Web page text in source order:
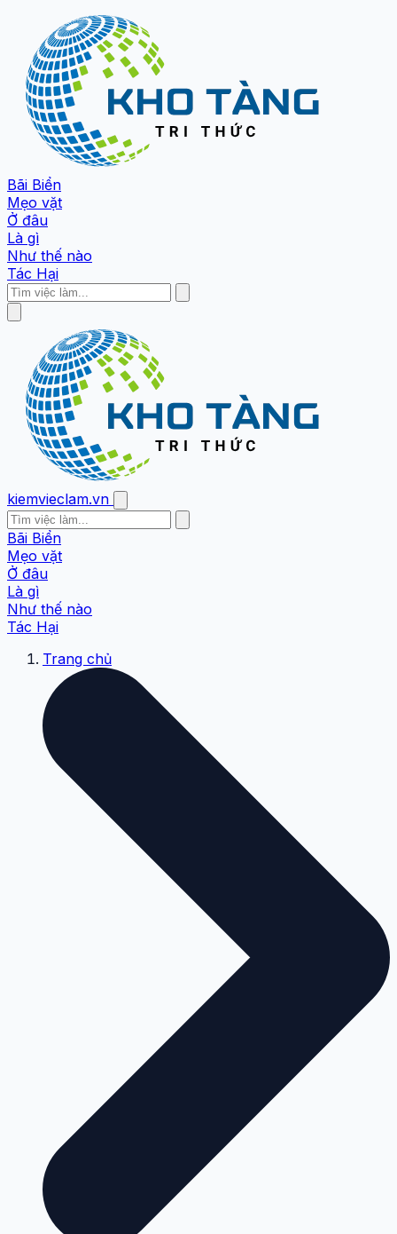
Bãi Biển
Mẹo vặt
Ở đâu
Là gì
Như thế nào
Tác Hại
kiemvieclam.vn
Bãi Biển
Mẹo vặt
Ở đâu
Là gì
Như thế nào
Tác Hại
Trang chủ